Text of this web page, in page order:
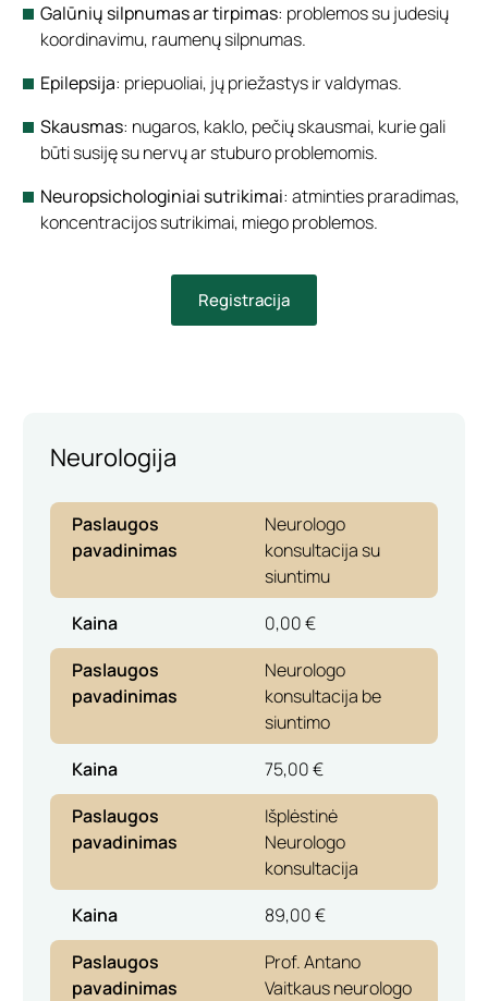
Galūnių silpnumas ar tirpimas: problemos su judesių
koordinavimu, raumenų silpnumas.
Epilepsija: priepuoliai, jų priežastys ir valdymas.
Skausmas: nugaros, kaklo, pečių skausmai, kurie gali
būti susiję su nervų ar stuburo problemomis.
Neuropsichologiniai sutrikimai: atminties praradimas,
koncentracijos sutrikimai, miego problemos.
Registracija
Neurologija
Paslaugos
pavadinimas
Neurologo
konsultacija su
siuntimu
Kaina
0,00 €
Paslaugos
pavadinimas
Neurologo
konsultacija be
siuntimo
Kaina
75,00 €
Paslaugos
pavadinimas
Išplėstinė
Neurologo
konsultacija
Kaina
89,00 €
Paslaugos
pavadinimas
Prof. Antano
Vaitkaus neurologo